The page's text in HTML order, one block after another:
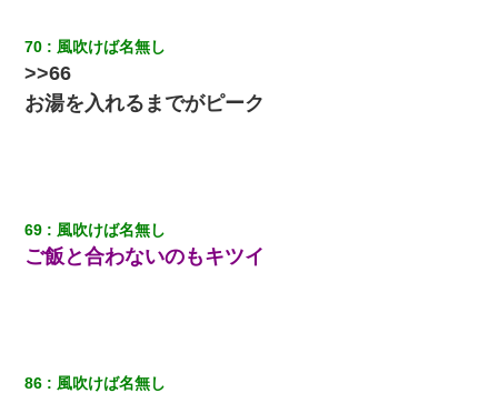
70 風吹けば名無し
>>66
お湯を入れるまでがピーク
69 風吹けば名無し
ご飯と合わないのもキツイ
86 風吹けば名無し